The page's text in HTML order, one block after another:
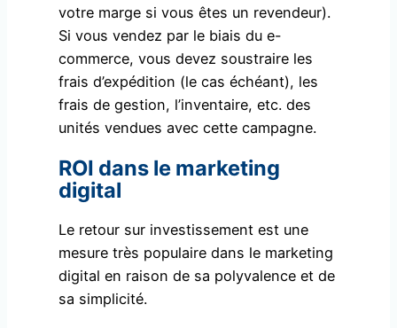
votre marge si vous êtes un revendeur).
Si vous vendez par le biais du e-
commerce, vous devez soustraire les
frais d’expédition (le cas échéant), les
frais de gestion, l’inventaire, etc. des
unités vendues avec cette campagne.
ROI dans le marketing
digital
Le retour sur investissement est une
mesure très populaire dans le marketing
digital en raison de sa polyvalence et de
sa simplicité.